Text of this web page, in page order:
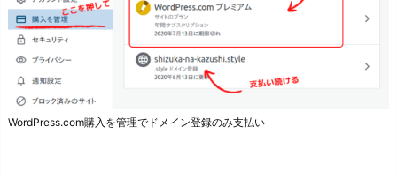
WordPress.com購入を管理でドメイン登録のみ支払い